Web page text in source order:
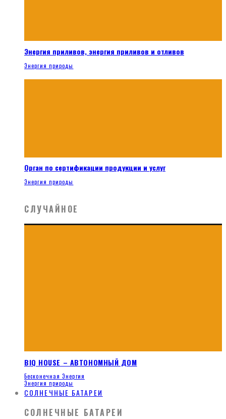
Энергия приливов, энергия приливов и отливов
Энергия природы
Орган по сертификации продукции и услуг
Энергия природы
СЛУЧАЙНОЕ
BIQ HOUSE – АВТОНОМНЫЙ ДОМ
Бесконечная Энергия
Энергия природы
СОЛНЕЧНЫЕ БАТАРЕИ
СОЛНЕЧНЫЕ БАТАРЕИ